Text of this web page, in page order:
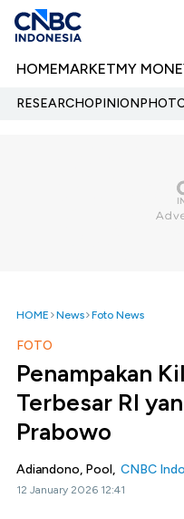
HOMEMARKETMY
RESEARCHOPINION
HOME News Foto News
FOTO
Penampakan
Terbesar RI
Prabowo
Adiandono, Pool, CNBC
12 January 2026 12:41